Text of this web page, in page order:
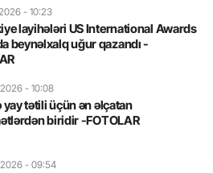
- 10:23
layihələri US International Awards
beynəlxalq uğur qazandı -
- 10:08
yay tətili üçün ən əlçatan
biridir -FOTOLAR
- 09:54